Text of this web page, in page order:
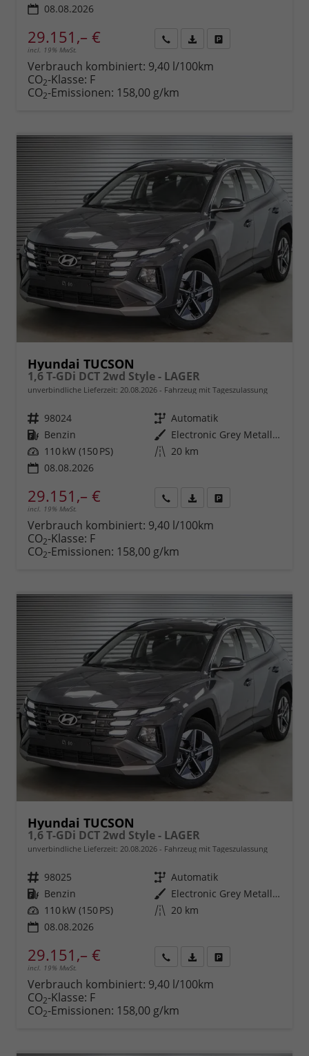
08.08.2026
29.151,– €
incl. 19% MwSt.
anfordern
Datei,
Verbrauch kombiniert: 9,40 l/100km
CO2-Klasse: F
CO2-Emissionen: 158,00 g/km
Hyundai TUCSON
1,6 T-GDi DCT 2wd Style - LAGER
unverbindliche Lieferzeit: 20.08.2026 Fahrzeug mit Tageszulassung
Fahrzeugnr. 98024 Getriebe Automatik
Kraftstoff Benzin Außenfarbe
Electronic Grey Metallic ()
Leistung 110 kW (150 PS) Kilometerstand 20 km
08.08.2026
29.151,– €
incl. 19% MwSt.
anfordern
Datei,
Verbrauch kombiniert: 9,40 l/100km
CO2-Klasse: F
CO2-Emissionen: 158,00 g/km
Hyundai TUCSON
1,6 T-GDi DCT 2wd Style - LAGER
unverbindliche Lieferzeit: 20.08.2026 Fahrzeug mit Tageszulassung
Fahrzeugnr. 98025 Getriebe Automatik
Kraftstoff Benzin Außenfarbe
Electronic Grey Metallic ()
Leistung 110 kW (150 PS) Kilometerstand 20 km
08.08.2026
29.151,– €
incl. 19% MwSt.
anfordern
Datei,
Verbrauch kombiniert: 9,40 l/100km
CO2-Klasse: F
CO2-Emissionen: 158,00 g/km